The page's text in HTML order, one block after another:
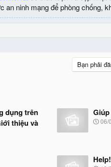
an ninh mạng để phòng chống,
Bạn phải
dụng trên
thiệu và
N
ắ
06/